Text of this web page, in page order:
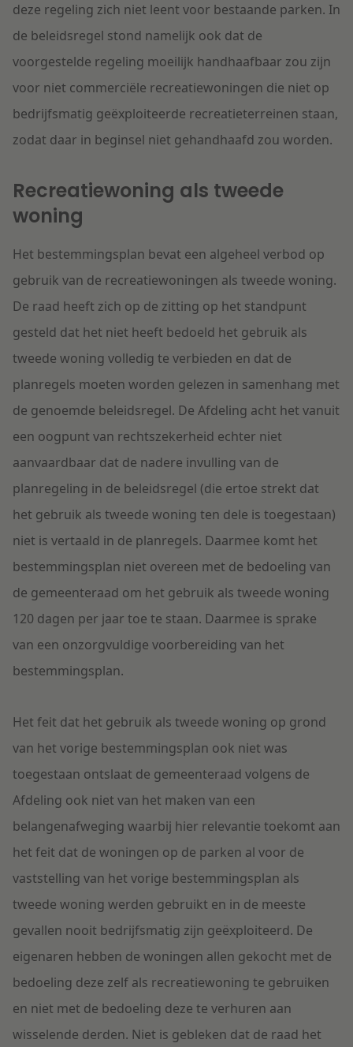
deze regeling zich niet leent voor bestaande parken. In
de beleidsregel stond namelijk ook dat de
voorgestelde regeling moeilijk handhaafbaar zou zijn
voor niet commerciële recreatiewoningen die niet op
bedrijfsmatig geëxploiteerde recreatieterreinen staan,
zodat daar in beginsel niet gehandhaafd zou worden.
Recreatiewoning als tweede
woning
Het bestemmingsplan bevat een algeheel verbod op
gebruik van de recreatiewoningen als tweede woning.
De raad heeft zich op de zitting op het standpunt
gesteld dat het niet heeft bedoeld het gebruik als
tweede woning volledig te verbieden en dat de
planregels moeten worden gelezen in samenhang met
de genoemde beleidsregel. De Afdeling acht het vanuit
een oogpunt van rechtszekerheid echter niet
aanvaardbaar dat de nadere invulling van de
planregeling in de beleidsregel (die ertoe strekt dat
het gebruik als tweede woning ten dele is toegestaan)
niet is vertaald in de planregels. Daarmee komt het
bestemmingsplan niet overeen met de bedoeling van
de gemeenteraad om het gebruik als tweede woning
120 dagen per jaar toe te staan. Daarmee is sprake
van een onzorgvuldige voorbereiding van het
bestemmingsplan.
Het feit dat het gebruik als tweede woning op grond
van het vorige bestemmingsplan ook niet was
toegestaan ontslaat de gemeenteraad volgens de
Afdeling ook niet van het maken van een
belangenafweging waarbij hier relevantie toekomt aan
het feit dat de woningen op de parken al voor de
vaststelling van het vorige bestemmingsplan als
tweede woning werden gebruikt en in de meeste
gevallen nooit bedrijfsmatig zijn geëxploiteerd. De
eigenaren hebben de woningen allen gekocht met de
bedoeling deze zelf als recreatiewoning te gebruiken
en niet met de bedoeling deze te verhuren aan
wisselende derden. Niet is gebleken dat de raad het